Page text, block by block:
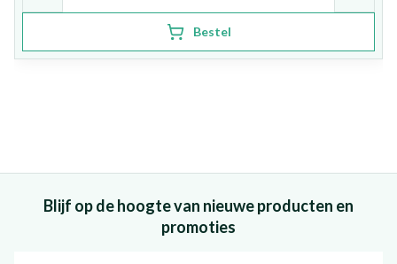
Bestel
Blijf op de hoogte van nieuwe producten en
promoties